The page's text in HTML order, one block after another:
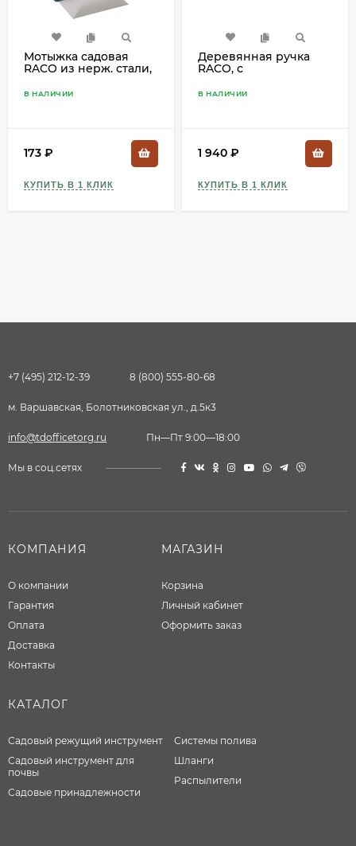
Мотыжка садовая
RACO из нерж. стали,
быстрозажимным
В НАЛИЧИИ
173
КУПИТЬ В 1 КЛИК
Деревянная ручка
RACO, с
механизмом, 150 cм,
В НАЛИЧИИ
1 940
КУПИТЬ В 1 КЛИК
+7 (495) 212-12-39 8 (800) 555-80-68
м. Варшавская, Болотниковская ул., д.5к3
info@tdofficetorg.ru Пн—Пт 9:00—18:00
Мы в соц.сетях
КОМПАНИЯ
О компании
Гарантия
Оплата
Доставка
Контакты
МАГАЗИН
Корзина
Личный кабинет
Оформить заказ
КАТАЛОГ
Садовый режущий инструмент
Садовый инструмент для
почвы
Садовые принадлежности
Системы полива
Шланги
Распылители